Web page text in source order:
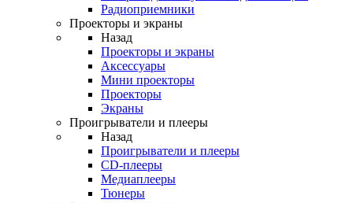
Радиоприемники
Проекторы и экраны
Назад
Проекторы и экраны
Аксессуары
Мини проекторы
Проекторы
Экраны
Проигрыватели и плееры
Назад
Проигрыватели и плееры
CD-плееры
Медиаплееры
Тюнеры